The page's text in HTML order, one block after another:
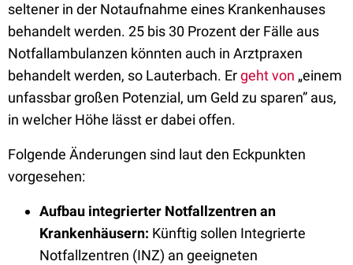
seltener in der Notaufnahme eines Krankenhauses
behandelt werden. 25 bis 30 Prozent der Fälle aus
Notfallambulanzen könnten auch in Arztpraxen
behandelt werden, so Lauterbach. Ergeht von „einem
unfassbar großen Potenzial, um Geld zu sparen” aus,
in welcher Höhe lässt er dabei offen.
Folgende Änderungen sind laut den Eckpunkten
vorgesehen:
Aufbau integrierter Notfallzentren an
Krankenhäusern: Künftig sollen Integrierte
Notfallzentren (INZ) an geeigneten